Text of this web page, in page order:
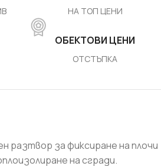
НА ТОП ЦЕНИ
ОБЕКТОВИ ЦЕНИ
ОТСТЪПКА
разтвор за фиксиране на плочи
на сгради.